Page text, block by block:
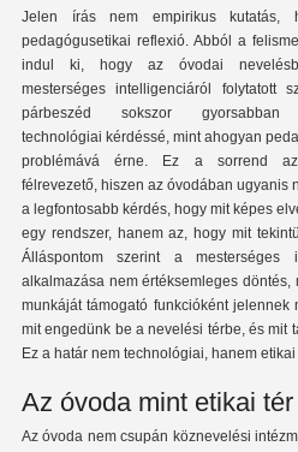
Jelen írás nem empirikus kutatás,
pedagógusetikai reflexió. Abból a
indul ki, hogy az óvodai
mesterséges intelligenciáról folytatott
párbeszéd sokszor
technológiai kérdéssé, mint ahogyan
problémává érne. Ez a sorrend
félrevezető, hiszen az óvodában ugyanis
a legfontosabb kérdés, hogy mit képes
egy rendszer, hanem az, hogy mit
Álláspontom szerint a mesterséges
alkalmazása nem értéksemleges
munkáját támogató funkcióként
mit engedünk be a nevelési térbe, és mit
Ez a határ nem technológiai, hanem
Az óvoda mint etikai tér
Az óvoda nem csupán köznevelési